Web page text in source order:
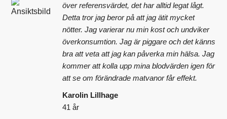
över referensvärdet, det har alltid legat lågt.
Detta tror jag beror på att jag ätit mycket
nötter. Jag varierar nu min kost och undviker
överkonsumtion. Jag är piggare och det känns
bra att veta att jag kan påverka min hälsa. Jag
kommer att kolla upp mina blodvärden igen för
att se om förändrade matvanor får effekt.
Karolin Lillhage
41 år